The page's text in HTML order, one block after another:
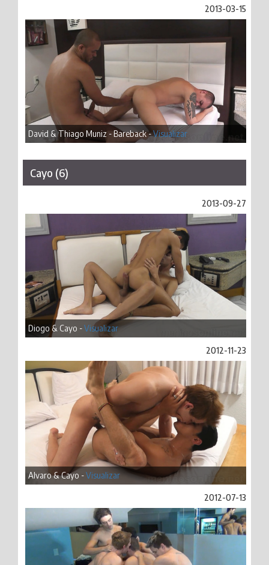
2013-03-15
David & Thiago Muniz - Bareback -Visualizar
Cayo (6)
2013-09-27
Diogo & Cayo -Visualizar
2012-11-23
Alvaro & Cayo -Visualizar
2012-07-13